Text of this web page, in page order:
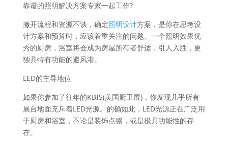
靠谱的照明解决方案专家一起工作?
撇开流程和资源不谈，确定照明设计方案，是你在思考设
计方案和预算时，应该着重关注的问题。一个照明效果优
秀的厨房，浴室将会成为房屋所有者舒适，引人入胜，更
独具特有功能的避风港。
LED的主导地位
如果你参加了往年的KBIS(美国厨卫展)，你发现几乎所有
展台地面充斥着LED光源。的确如此，LED光源正在广泛用
于厨房和浴室，不论是装饰点缀，或是极具功能性的存
在。